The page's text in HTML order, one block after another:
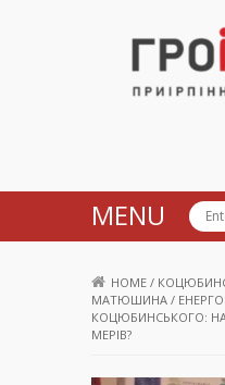
MENU
HOME /
МАТЮШИНА /
КОЦЮБИНСЬКОГО:
МЕРІВ?